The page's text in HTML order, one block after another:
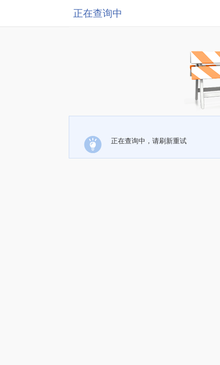
正在查询中
正在查询中，请刷新重试